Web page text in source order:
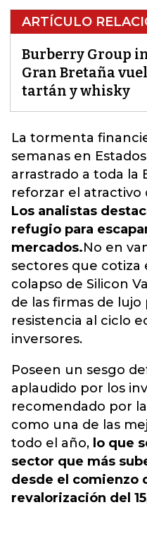
ARTÍCULO
Burberry Group
Gran Bretaña
tartán y whisky
La tormenta
semanas en
arrastrado a toda la
reforzar el atractivo
Los analistas
refugio para
mercados.No en
sectores que cotiza
colapso de Silicon
de las firmas de lujo
resistencia al ciclo
inversores.
Poseen un sesgo
aplaudido por los
recomendado por
como una de las
todo el año, lo que
sector que más
desde el comienzo
revalorización del